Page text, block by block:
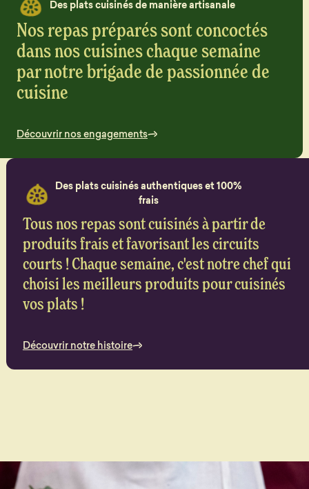
Des plats cuisinés de manière artisanale
Nos repas préparés sont concoctés
dans nos cuisines chaque semaine
par notre brigade de passionnée de
cuisine
Découvrir nos engagements
Des plats cuisinés authentiques et 100%
frais
Tous nos repas sont cuisinés à partir de
produits frais et favorisant les circuits
courts ! Chaque semaine, c'est notre chef qui
choisi les meilleurs produits pour cuisinés
vos plats !
Découvrir notre histoire